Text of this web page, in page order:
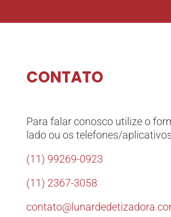
CONTATO
Para falar conosco utilize o
lado ou os telefones/
(11) 99269-0923
(11) 2367-3058